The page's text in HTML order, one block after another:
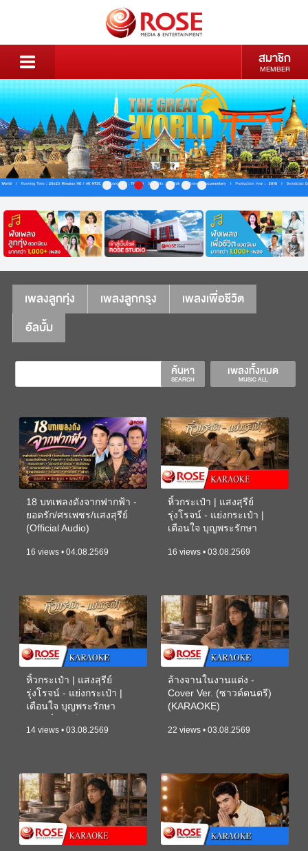
สมาชิก
MEMBER
เพลงลูกทุ่ง เพลงลูกกรุง
เพลงเพื่อชีวิต
อัลบั้ม
เพลงทั้งหมด
MUSIC ALL
ค้นหา
SEARCH
18 บทเพลงดังจากฟากฟ้า -
ยอดรัก/ศรเพชร/แสงสุรีย์
(Official Audio)
16 views • 04.08.2569
หิ้วกระเป๋า | แสงสุรีย์
รุ่งโรจน์ - แย่งกระเป๋า |
เตือนใจ บุญพระรักษา
16 views • 03.08.2569
หิ้วกระเป๋า | แสงสุรีย์
รุ่งโรจน์ - แย่งกระเป๋า |
เตือนใจ บุญพระรักษา
14 views • 03.08.2569
ล้างจานในงานแต่ง -
Cover Ver. (ซาวด์ดนตรี)
(KARAOKE)
22 views • 03.08.2569